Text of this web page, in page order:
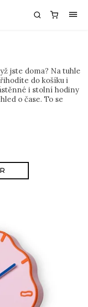
jste doma? Na tuhle
do košíku i
i stolní hodiny
o čase. To se